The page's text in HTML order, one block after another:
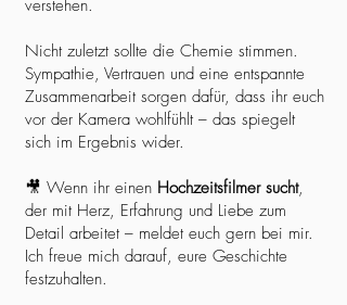
verstehen.
Nicht zuletzt sollte die Chemie stimmen.
Sympathie, Vertrauen und eine entspannte
Zusammenarbeit sorgen dafür, dass ihr euch
vor der Kamera wohlfühlt – das spiegelt
sich im Ergebnis wider.
🎥 Wenn ihr einen Hochzeitsfilmer sucht,
der mit Herz, Erfahrung und Liebe zum
Detail arbeitet – meldet euch gern bei mir.
Ich freue mich darauf, eure Geschichte
festzuhalten.